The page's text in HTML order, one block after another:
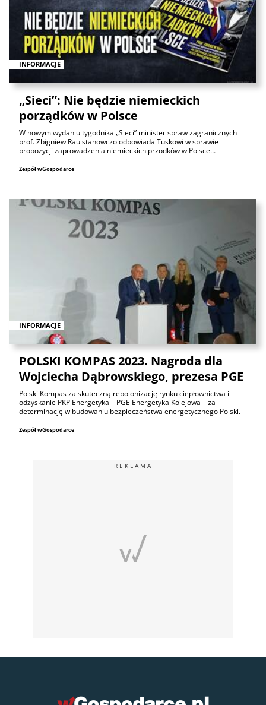
INFORMACJE
„Sieci”: Nie będzie niemieckich
porządków w Polsce
W nowym wydaniu tygodnika „Sieci” minister spraw zagranicznych
prof. Zbigniew Rau stanowczo odpowiada Tuskowi w sprawie
propozycji zaprowadzenia niemieckich przodków w Polsce…
Zespół wGospodarce
INFORMACJE
POLSKI KOMPAS 2023. Nagroda dla
Wojciecha Dąbrowskiego, prezesa PGE
Polski Kompas za skuteczną repolonizację rynku ciepłownictwa i
odzyskanie PKP Energetyka – PGE Energetyka Kolejowa – za
determinację w budowaniu bezpieczeństwa energetycznego Polski.
Zespół wGospodarce
REKLAMA